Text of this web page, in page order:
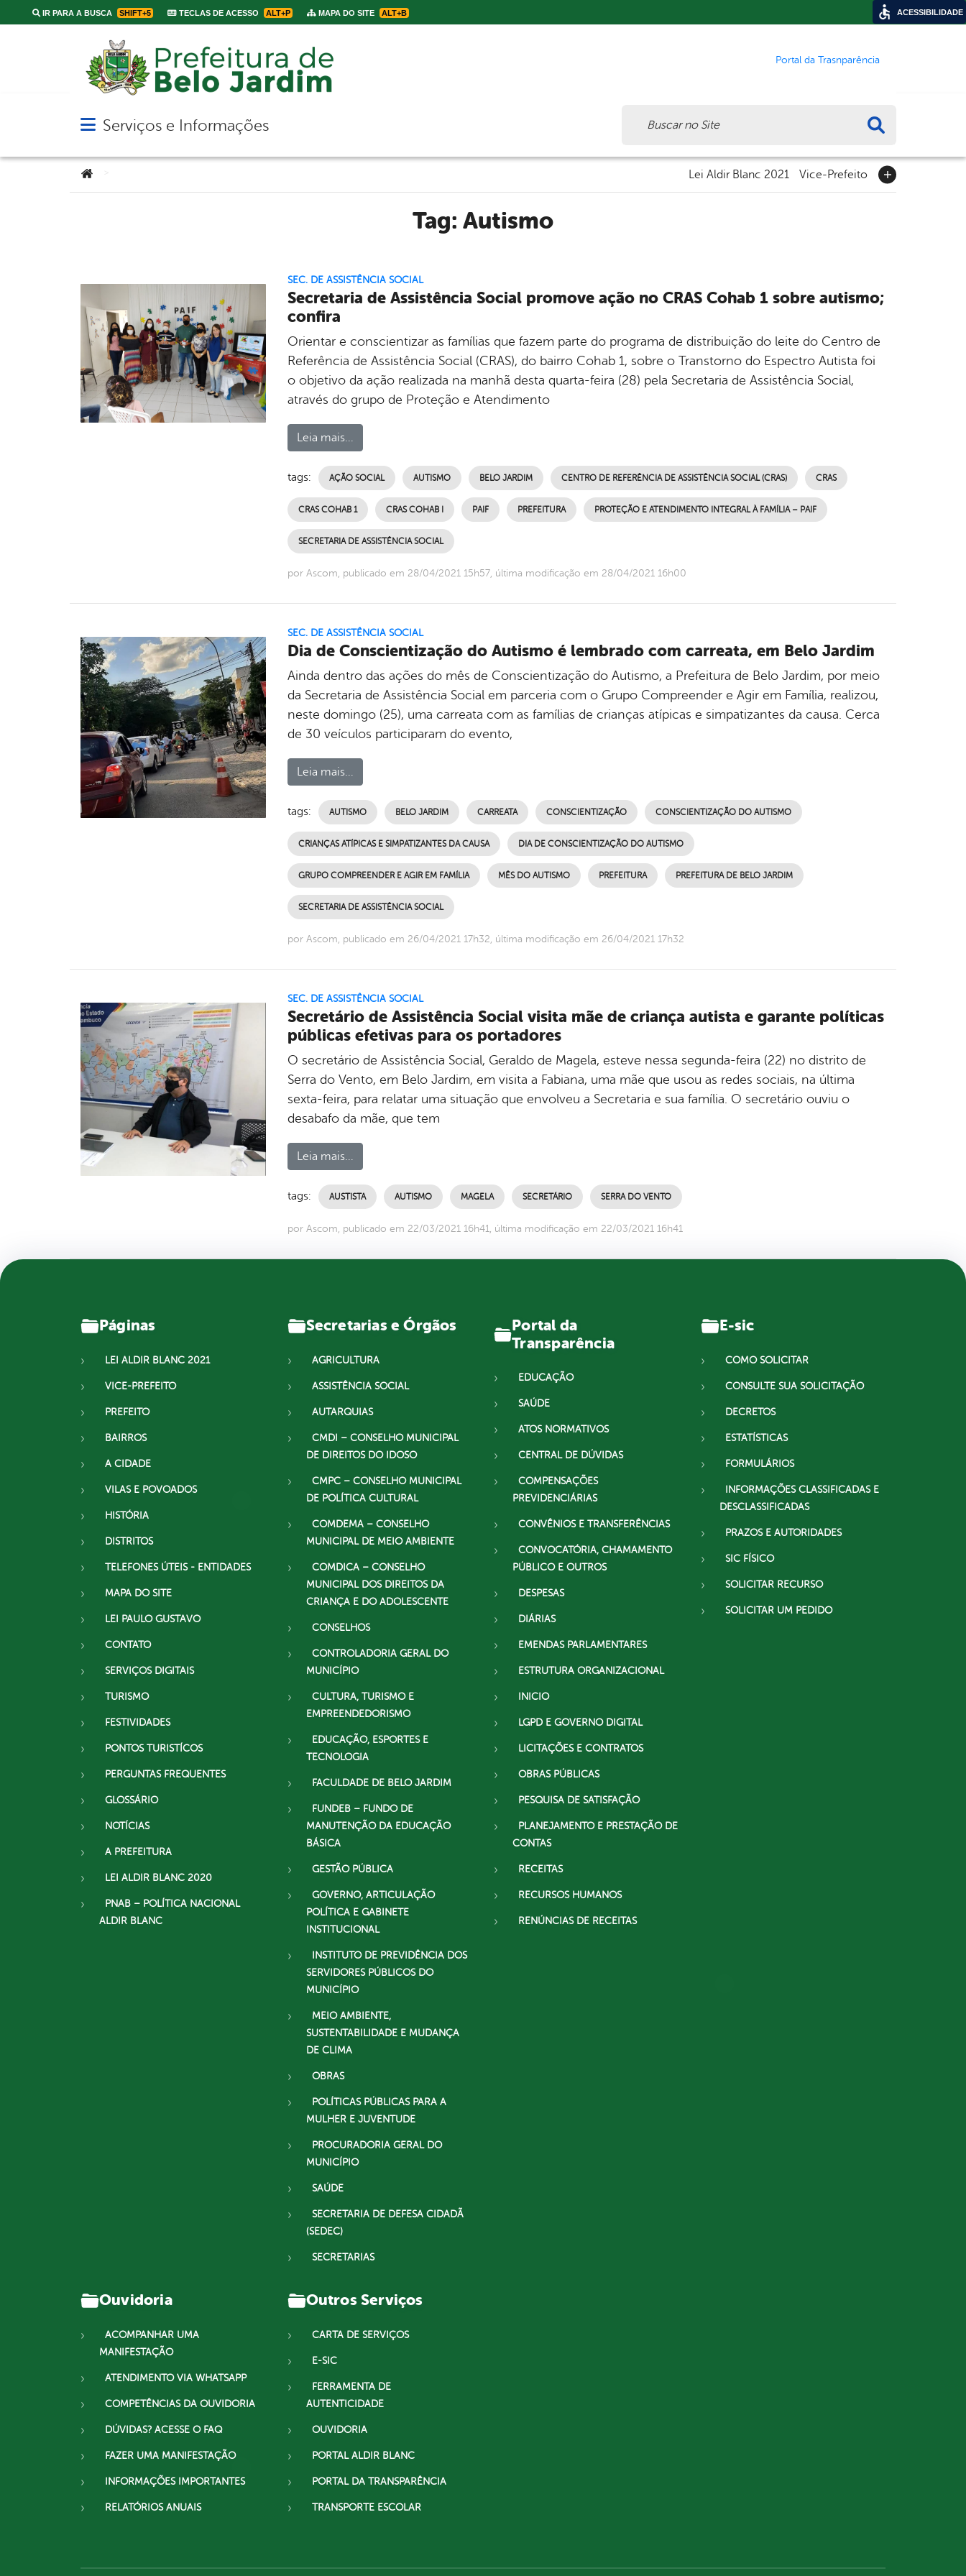
IR PARA A BUSCA SHIFT+5 TECLAS DE ACESSO ALT+P MAPA DO SITE ALT+B
Portal da Trasnparência
Abrir menu principal de navegação
Serviços e Informações
Você está aqui: Lei Aldir Blanc 2021 Vice-Prefeito
Tag: Autismo
SEC. DE ASSISTÊNCIA SOCIAL
Secretaria de Assistência Social promove ação no CRAS Cohab 1 sobre autismo;
confira
Orientar e conscientizar as famílias que fazem parte do programa de distribuição do leite do Centro de
Referência de Assistência Social (CRAS), do bairro Cohab 1, sobre o Transtorno do Espectro Autista foi
o objetivo da ação realizada na manhã desta quarta-feira (28) pela Secretaria de Assistência Social,
através do grupo de Proteção e Atendimento
Leia mais...
tags: AÇÃO SOCIAL AUTISMO BELO JARDIM CENTRO DE REFERÊNCIA DE ASSISTÊNCIA SOCIAL (CRAS) CRAS
CRAS COHAB 1 CRAS COHAB I PAIF PREFEITURA PROTEÇÃO E ATENDIMENTO INTEGRAL À FAMÍLIA – PAIF
SECRETARIA DE ASSISTÊNCIA SOCIAL
por Ascom, publicado em 28/04/2021 15h57, última modificação em 28/04/2021 16h00
SEC. DE ASSISTÊNCIA SOCIAL
Dia de Conscientização do Autismo é lembrado com carreata, em Belo Jardim
Ainda dentro das ações do mês de Conscientização do Autismo, a Prefeitura de Belo Jardim, por meio
da Secretaria de Assistência Social em parceria com o Grupo Compreender e Agir em Família, realizou,
neste domingo (25), uma carreata com as famílias de crianças atípicas e simpatizantes da causa. Cerca
de 30 veículos participaram do evento,
Leia mais...
tags: AUTISMO BELO JARDIM CARREATA CONSCIENTIZAÇÃO CONSCIENTIZAÇÃO DO AUTISMO
CRIANÇAS ATÍPICAS E SIMPATIZANTES DA CAUSA DIA DE CONSCIENTIZAÇÃO DO AUTISMO
GRUPO COMPREENDER E AGIR EM FAMÍLIA MÊS DO AUTISMO PREFEITURA PREFEITURA DE BELO JARDIM
SECRETARIA DE ASSISTÊNCIA SOCIAL
por Ascom, publicado em 26/04/2021 17h32, última modificação em 26/04/2021 17h32
SEC. DE ASSISTÊNCIA SOCIAL
Secretário de Assistência Social visita mãe de criança autista e garante políticas
públicas efetivas para os portadores
O secretário de Assistência Social, Geraldo de Magela, esteve nessa segunda-feira (22) no distrito de
Serra do Vento, em Belo Jardim, em visita a Fabiana, uma mãe que usou as redes sociais, na última
sexta-feira, para relatar uma situação que envolveu a Secretaria e sua família. O secretário ouviu o
desabafo da mãe, que tem
Leia mais...
tags: AUSTISTA AUTISMO MAGELA SECRETÁRIO SERRA DO VENTO
por Ascom, publicado em 22/03/2021 16h41, última modificação em 22/03/2021 16h41
Páginas
LEI ALDIR BLANC 2021
VICE-PREFEITO
PREFEITO
BAIRROS
A CIDADE
VILAS E POVOADOS
HISTÓRIA
DISTRITOS
TELEFONES ÚTEIS - ENTIDADES
MAPA DO SITE
LEI PAULO GUSTAVO
CONTATO
SERVIÇOS DIGITAIS
TURISMO
FESTIVIDADES
PONTOS TURISTÍCOS
PERGUNTAS FREQUENTES
GLOSSÁRIO
NOTÍCIAS
A PREFEITURA
LEI ALDIR BLANC 2020
PNAB – POLÍTICA NACIONAL
ALDIR BLANC
Secretarias e Órgãos
AGRICULTURA
ASSISTÊNCIA SOCIAL
AUTARQUIAS
CMDI – CONSELHO MUNICIPAL
DE DIREITOS DO IDOSO
CMPC – CONSELHO MUNICIPAL
DE POLÍTICA CULTURAL
COMDEMA – CONSELHO
MUNICIPAL DE MEIO AMBIENTE
COMDICA – CONSELHO
MUNICIPAL DOS DIREITOS DA
CRIANÇA E DO ADOLESCENTE
CONSELHOS
CONTROLADORIA GERAL DO
MUNICÍPIO
CULTURA, TURISMO E
EMPREENDEDORISMO
EDUCAÇÃO, ESPORTES E
TECNOLOGIA
FACULDADE DE BELO JARDIM
FUNDEB – FUNDO DE
MANUTENÇÃO DA EDUCAÇÃO
BÁSICA
GESTÃO PÚBLICA
GOVERNO, ARTICULAÇÃO
POLÍTICA E GABINETE
INSTITUCIONAL
INSTITUTO DE PREVIDÊNCIA DOS
SERVIDORES PÚBLICOS DO
MUNICÍPIO
MEIO AMBIENTE,
SUSTENTABILIDADE E MUDANÇA
DE CLIMA
OBRAS
POLÍTICAS PÚBLICAS PARA A
MULHER E JUVENTUDE
PROCURADORIA GERAL DO
MUNICÍPIO
SAÚDE
SECRETARIA DE DEFESA CIDADÃ
(SEDEC)
SECRETARIAS
Portal da
Transparência
EDUCAÇÃO
SAÚDE
ATOS NORMATIVOS
CENTRAL DE DÚVIDAS
COMPENSAÇÕES
PREVIDENCIÁRIAS
CONVÊNIOS E TRANSFERÊNCIAS
CONVOCATÓRIA, CHAMAMENTO
PÚBLICO E OUTROS
DESPESAS
DIÁRIAS
EMENDAS PARLAMENTARES
ESTRUTURA ORGANIZACIONAL
INICIO
LGPD E GOVERNO DIGITAL
LICITAÇÕES E CONTRATOS
OBRAS PÚBLICAS
PESQUISA DE SATISFAÇÃO
PLANEJAMENTO E PRESTAÇÃO DE
CONTAS
RECEITAS
RECURSOS HUMANOS
RENÚNCIAS DE RECEITAS
E-sic
COMO SOLICITAR
CONSULTE SUA SOLICITAÇÃO
DECRETOS
ESTATÍSTICAS
FORMULÁRIOS
INFORMAÇÕES CLASSIFICADAS E
DESCLASSIFICADAS
PRAZOS E AUTORIDADES
SIC FÍSICO
SOLICITAR RECURSO
SOLICITAR UM PEDIDO
Ouvidoria
ACOMPANHAR UMA
MANIFESTAÇÃO
ATENDIMENTO VIA WHATSAPP
COMPETÊNCIAS DA OUVIDORIA
DÚVIDAS? ACESSE O FAQ
FAZER UMA MANIFESTAÇÃO
INFORMAÇÕES IMPORTANTES
RELATÓRIOS ANUAIS
Outros Serviços
CARTA DE SERVIÇOS
E-SIC
FERRAMENTA DE
AUTENTICIDADE
OUVIDORIA
PORTAL ALDIR BLANC
PORTAL DA TRANSPARÊNCIA
TRANSPORTE ESCOLAR
ACESSIBILIDADE